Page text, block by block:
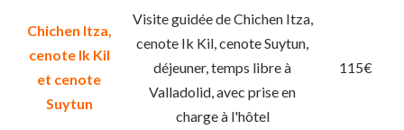
Chichen Itza,
cenote Ik Kil
et cenote
Suytun
Visite guidée de Chichen Itza,
cenote Ik Kil, cenote Suytun,
déjeuner, temps libre à
Valladolid, avec prise en
charge à l'hôtel
115€